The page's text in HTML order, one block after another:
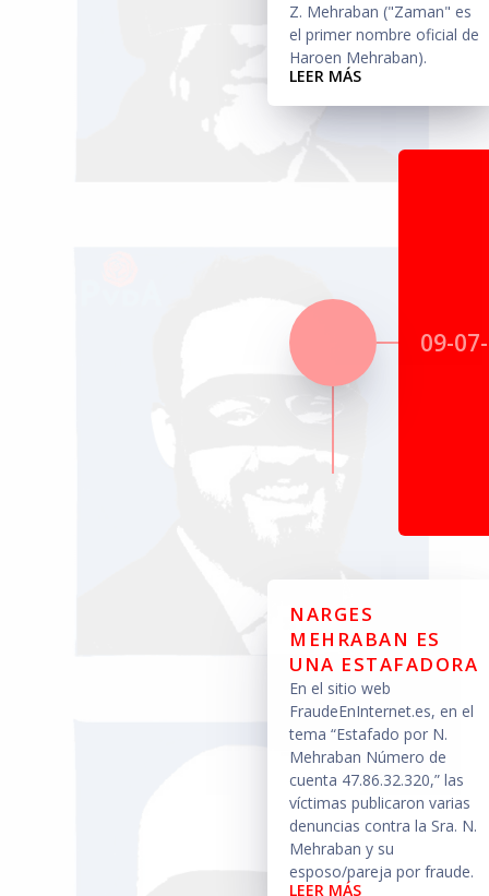
Z. Mehraban ("Zaman" es
el primer nombre oficial de
Haroen Mehraban).
LEER MÁS
09-
NARGES
MEHRABAN ES
UNA ESTAFADORA
En el sitio web
FraudeEnInternet.es, en el
tema “Estafado por N.
Mehraban Número de
cuenta 47.86.32.320,” las
víctimas publicaron varias
denuncias contra la Sra. N.
Mehraban y su
esposo/pareja por fraude.
LEER MÁS